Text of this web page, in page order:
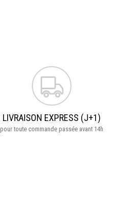
LIVRAISON EXPRESS (J+1)
pour toute commande passée avant 14h